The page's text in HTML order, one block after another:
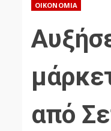
ΟΙΚΟΝΟΜΊΑ
από